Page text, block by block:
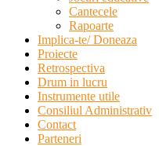
Cantecele
Rapoarte
Implica-te/ Doneaza
Proiecte
Retrospectiva
Drum in lucru
Instrumente utile
Consiliul Administrativ
Contact
Parteneri